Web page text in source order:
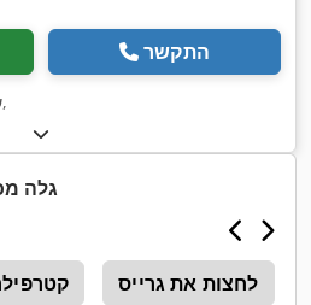
התקשר
,
גלה
לחצות את גרייס